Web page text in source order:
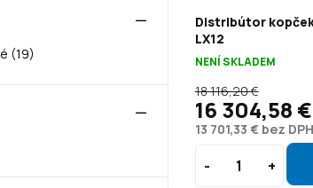
(19)
Distribútor
LX12
NENÍ SKLADEM
13 701,33 € bez DPH
18 116,20 €
16 304,58 €